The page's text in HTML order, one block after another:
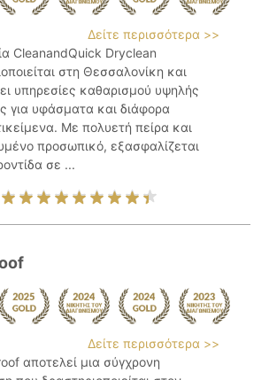
Δείτε περισσότερα >>
CleanandQuick Dryclean
στη Θεσσαλονίκη και
υπηρεσίες καθαρισμού υψηλής
για υφάσματα και διάφορα
Με πολυετή πείρα και
προσωπικό, εξασφαλίζεται
σε ...
Δείτε περισσότερα >>
αποτελεί μια σύγχρονη